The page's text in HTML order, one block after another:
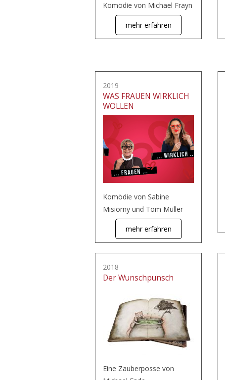
Komödie von Michael Frayn
mehr erfahren
2019
WAS FRAUEN WIRKLICH
WOLLEN
Komödie von Sabine
Misiorny und Tom Müller
mehr erfahren
2018
Der Wunschpunsch
Eine Zauberposse von